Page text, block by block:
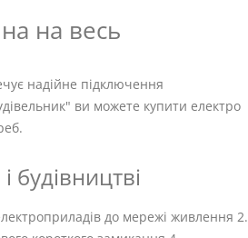
на весь
надійне підключення
ви можете купити електро
до мережі живлення 2.